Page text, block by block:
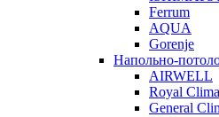
Ferrum
AQUA
Gorenje
Напольно-
AIRWELL
Royal Clima
General